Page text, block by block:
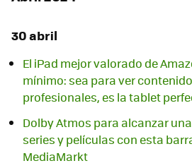
30 abril
El iPad mejor valorado de
mínimo: sea para ver
profesionales, es la tablet
Dolby Atmos para alcanzar
series y películas con esta
MediaMarkt